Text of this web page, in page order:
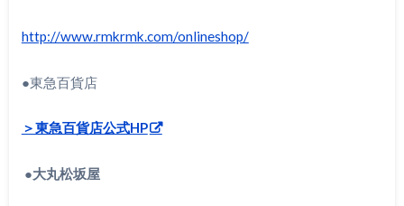
http://www.rmkrmk.com/onlineshop/
●東急百貨店
＞東急百貨店公式HP
●大丸松坂屋